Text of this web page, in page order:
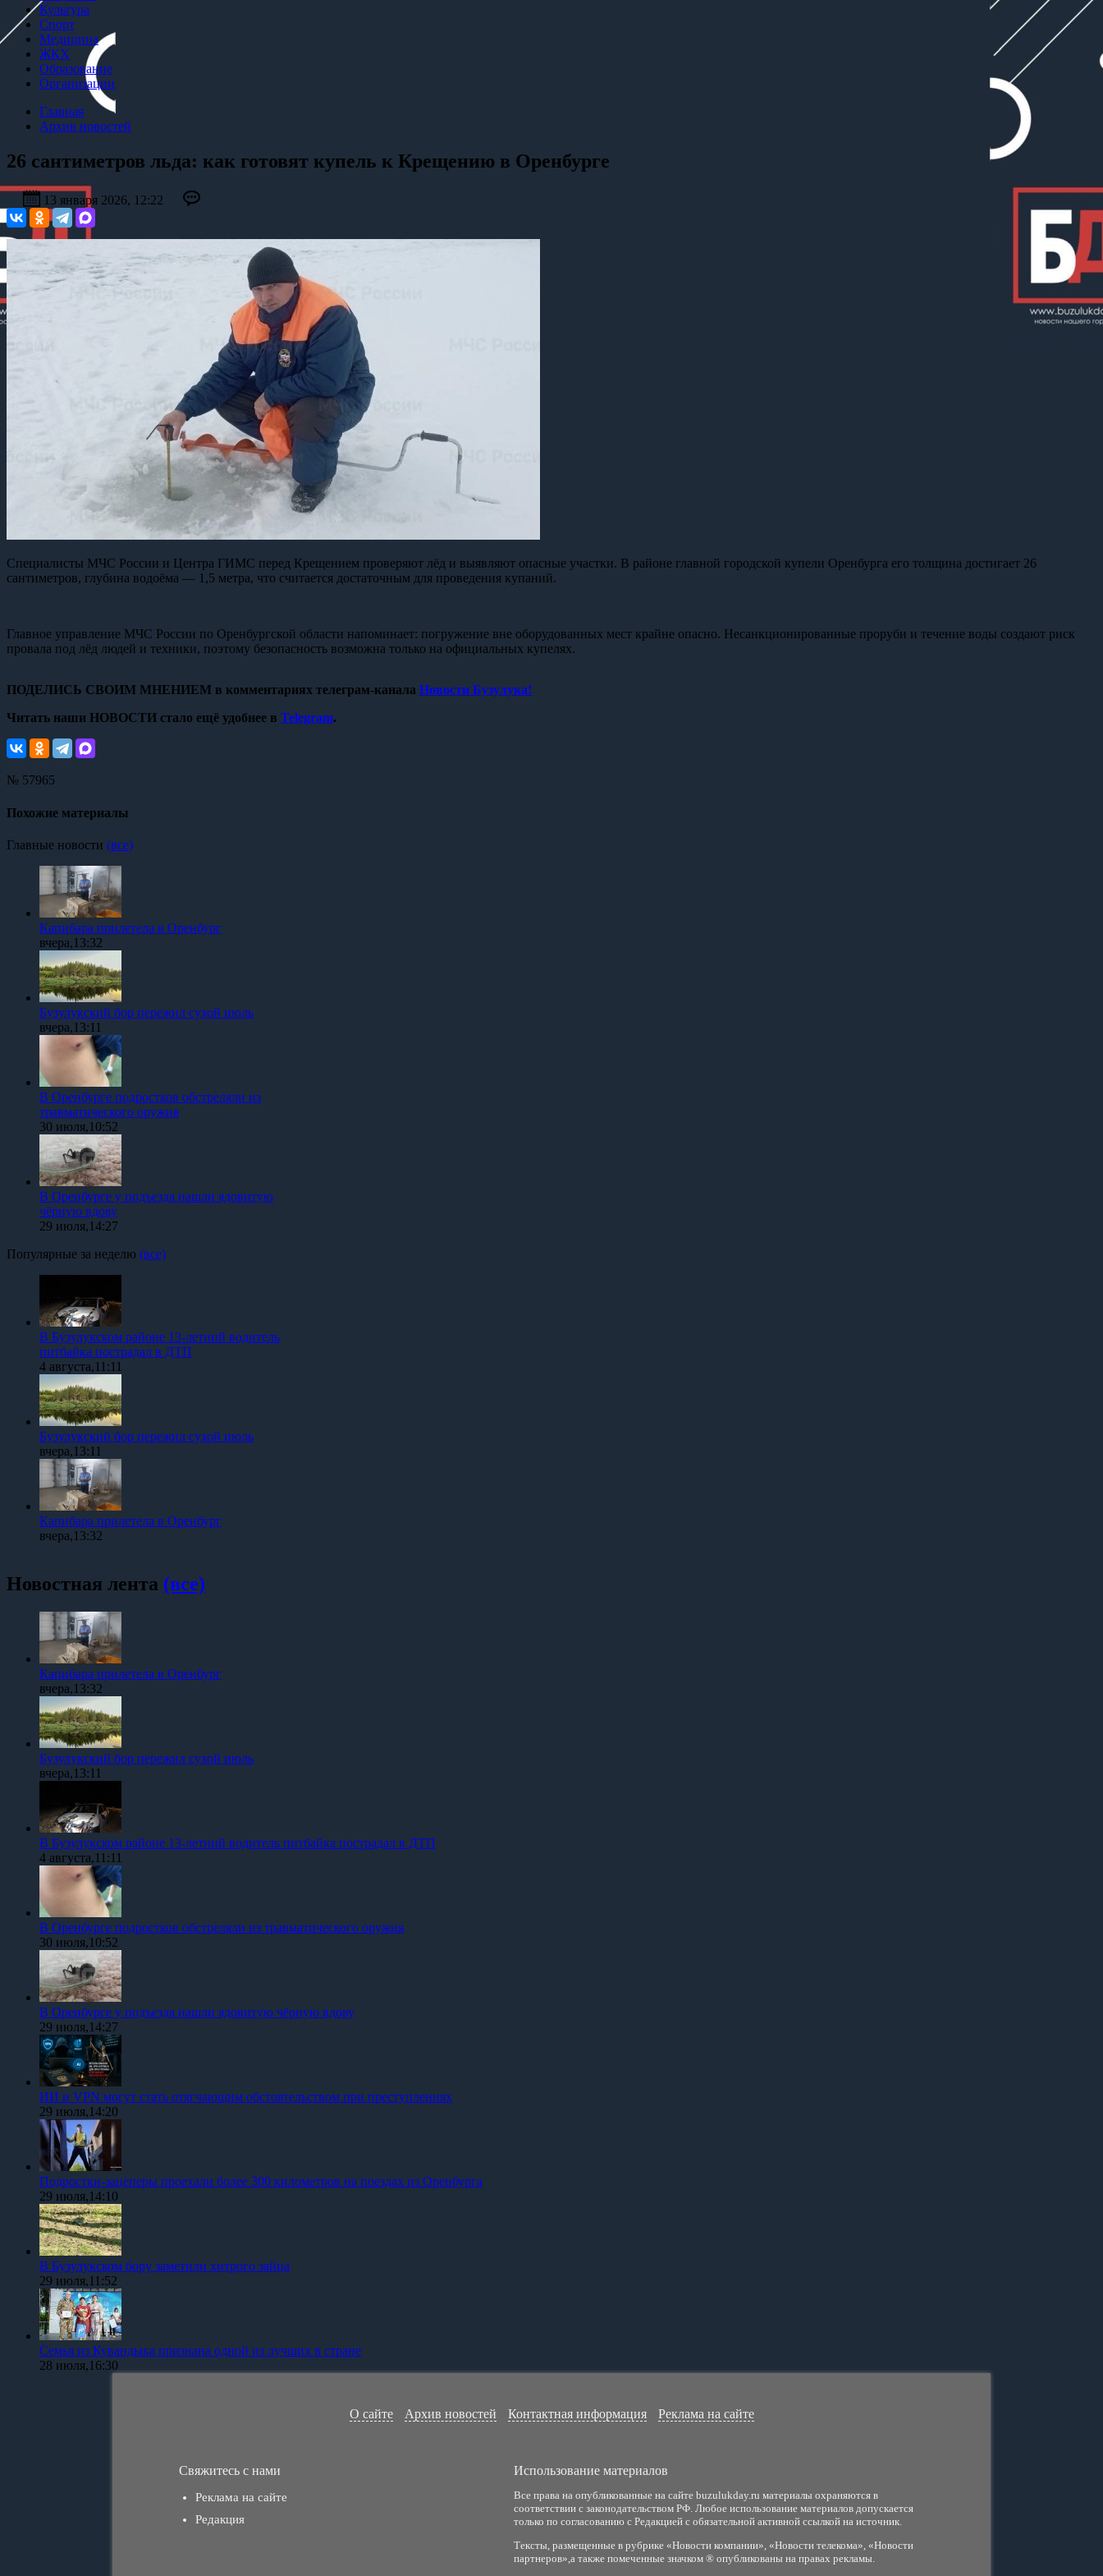
Культура
Спорт
Медицина
ЖКХ
Образование
Организации
Главная
Архив новостей
26 сантиметров льда: как готовят купель к Крещению в Оренбурге
13 января 2026, 12:22
Специалисты МЧС России и Центра ГИМС перед Крещением проверяют лёд и выявляют опасные участки. В районе главной городской купели Оренбурга его толщина достигает 26
сантиметров, глубина водоёма — 1,5 метра, что считается достаточным для проведения купаний.
Главное управление МЧС России по Оренбургской области напоминает: погружение вне оборудованных мест крайне опасно. Несанкционированные проруби и течение воды создают риск
провала под лёд людей и техники, поэтому безопасность возможна только на официальных купелях.
ПОДЕЛИСЬ СВОИМ МНЕНИЕМ в комментариях телеграм-канала Новости Бузулука!
Читать наши НОВОСТИ стало ещё удобнее в Telegram.
№ 57965
Похожие материалы
Главные новости (все)
Капибара прилетела в Оренбург
вчера,13:32
Бузулукский бор пережил сухой июль
вчера,13:11
В Оренбурге подростков обстреляли из
травматического оружия
30 июля,10:52
В Оренбурге у подъезда нашли ядовитую
чёрную вдову
29 июля,14:27
Популярные за неделю (все)
В Бузулукском районе 13-летний водитель
питбайка пострадал в ДТП
4 августа,11:11
Бузулукский бор пережил сухой июль
вчера,13:11
Капибара прилетела в Оренбург
вчера,13:32
Новостная лента (все)
Капибара прилетела в Оренбург
вчера,13:32
Бузулукский бор пережил сухой июль
вчера,13:11
В Бузулукском районе 13-летний водитель питбайка пострадал в ДТП
4 августа,11:11
В Оренбурге подростков обстреляли из травматического оружия
30 июля,10:52
В Оренбурге у подъезда нашли ядовитую чёрную вдову
29 июля,14:27
ИИ и VPN могут стать отягчающим обстоятельством при преступлениях
29 июля,14:20
Подростки-зацеперы проехали более 300 километров на поездах из Оренбурга
29 июля,14:10
В Бузулукском бору заметили хитрого зайца
29 июля,11:52
Семья из Кувандыка признана одной из лучших в стране
28 июля,16:30
О сайте Архив новостей Контактная информация Реклама на сайте
Свяжитесь с нами
Реклама на сайте
Редакция
Использование материалов
Все права на опубликованные на сайте buzulukday.ru материалы охраняются в
соответствии с законодательством РФ. Любое использование материалов допускается
только по согласованию с Редакцией с обязательной активной ссылкой на источник.
Тексты, размещенные в рубрике «Новости компании», «Новости телекома», «Новости
партнеров»,а также помеченные значком ® опубликованы на правах рекламы.